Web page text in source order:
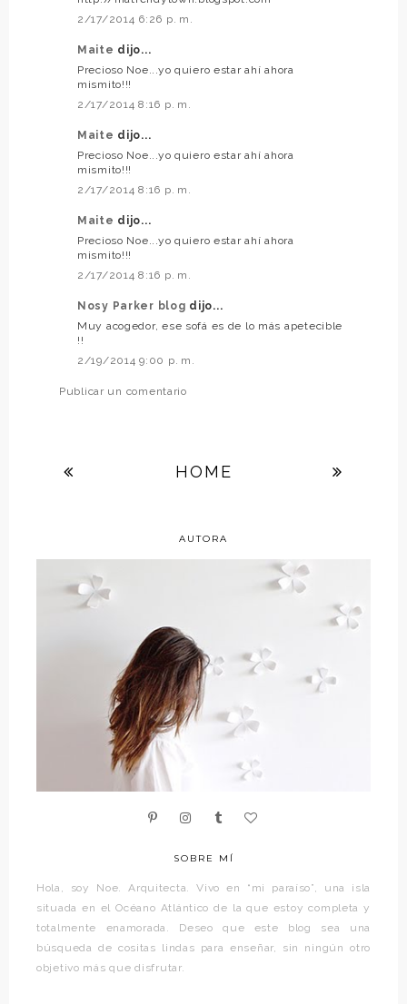
2/17/2014 6:26 p. m.
Maite dijo...
Precioso Noe...yo quiero estar ahí ahora
mismito!!!
2/17/2014 8:16 p. m.
Maite dijo...
Precioso Noe...yo quiero estar ahí ahora
mismito!!!
2/17/2014 8:16 p. m.
Maite dijo...
Precioso Noe...yo quiero estar ahí ahora
mismito!!!
2/17/2014 8:16 p. m.
Nosy Parker blog dijo...
Muy acogedor, ese sofá es de lo más apetecible
!!
2/19/2014 9:00 p. m.
Publicar un comentario
HOME
AUTORA
SOBRE MÍ
Hola, soy Noe. Arquitecta. Vivo en “mi paraíso”, una isla
situada en el Océano Atlántico de la que estoy completa y
totalmente enamorada. Deseo que este blog sea una
búsqueda de cositas lindas para enseñar, sin ningún otro
objetivo más que disfrutar.